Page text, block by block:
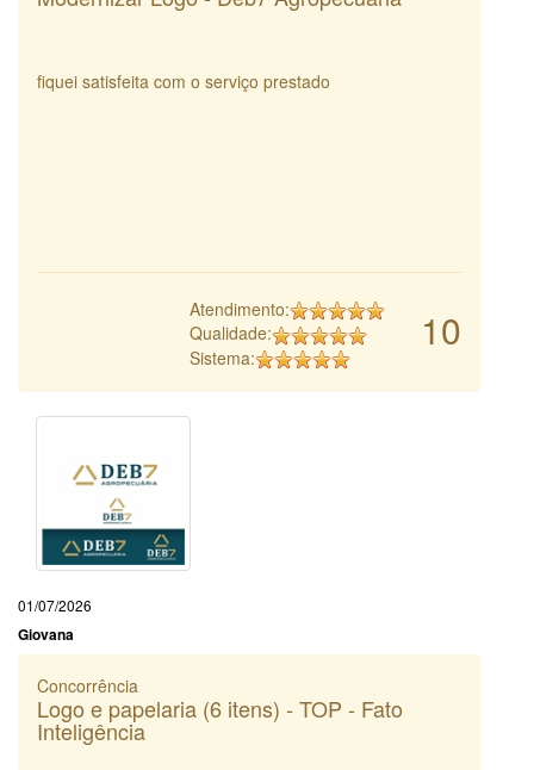
fiquei satisfeita com o serviço prestado
10
Atendimento:
Qualidade:
Sistema:
01/07/2026
Giovana
Concorrência
Logo e papelaria (6 itens) - TOP - Fato
Inteligência